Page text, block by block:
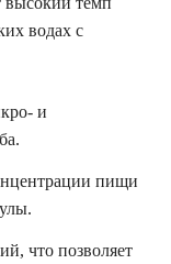
водах с
и
пищи
что позволяет